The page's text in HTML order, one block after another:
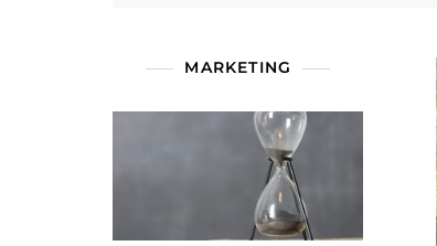
MARKETING